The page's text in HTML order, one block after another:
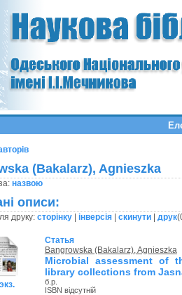
(Bakalarz), Agnieszka
назвою
описи:
друку: сторінку| інверсія| скинути| друк(
Статья
Bangrowska (Bakalarz), Agnieszka
Microbial assessment of
library collections from
б.р.
ISBN відсутній